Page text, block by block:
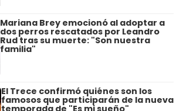
Mariana Brey emocionó al adoptar a
dos perros rescatados por Leandro
Rud tras su muerte: "Son nuestra
familia"
El Trece confirmó quiénes son los
famosos que participarán de la nueva
temporada de "Es mi sueño"